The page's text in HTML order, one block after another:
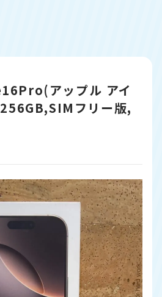
アップル アイ
フリー版,